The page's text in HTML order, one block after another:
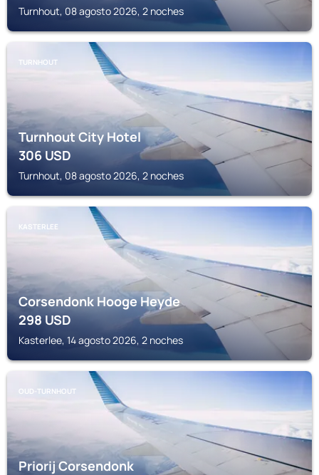
Turnhout, 08 agosto 2026, 2 noches
TURNHOUT
Turnhout City Hotel
306USD
Turnhout, 08 agosto 2026, 2 noches
KASTERLEE
Corsendonk Hooge Heyde
298USD
Kasterlee, 14 agosto 2026, 2 noches
OUD-TURNHOUT
Priorij Corsendonk